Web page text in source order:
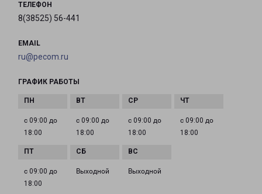
ТЕЛЕФОН
8(38525) 56-441
EMAIL
ru@pecom.ru
ГРАФИК РАБОТЫ
с 09:00 до
18:00
с 09:00 до
18:00
с 09:00 до
18:00
с 09:00 до
18:00
с 09:00 до
18:00
Выходной Выходной